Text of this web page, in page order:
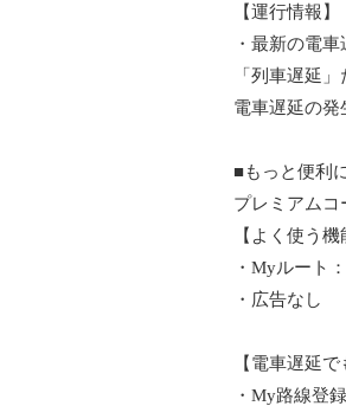
【運行情報】
・最新の電
「列車遅延
電車遅延の発
■もっと便利
プレミアムコ
【よく使う機
・Myルート
・広告なし
【電車遅延で
・My路線登録